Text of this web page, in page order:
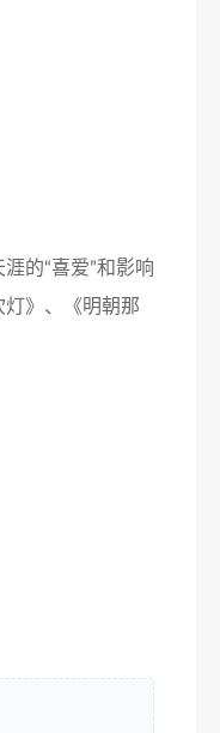
的“喜爱”和影响
》、《明朝那